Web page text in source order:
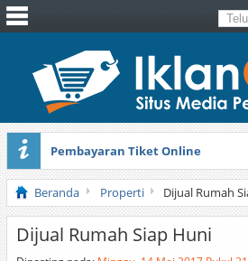
Pembayaran Tiket Online
Masker Sprilulina Tiens
Beranda Properti Dijual Rumah
Dijual Rumah Siap Huni